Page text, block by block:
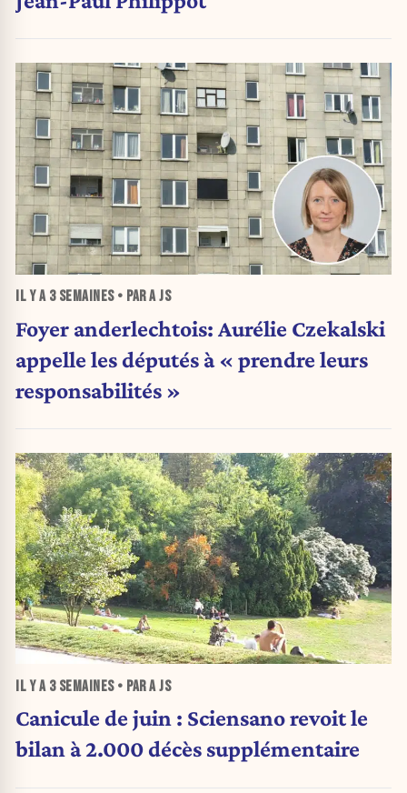
IL Y A 3 SEMAINES• PAR A JS
Foyer anderlechtois: Aurélie Czekalski
appelle les députés à « prendre leurs
responsabilités »
IL Y A 3 SEMAINES• PAR A JS
Canicule de juin : Sciensano revoit le
bilan à 2.000 décès supplémentaire